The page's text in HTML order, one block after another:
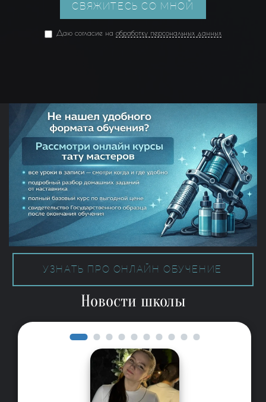
СВЯЖИТЕСЬ СО МНОЙ
Даю согласие на обработку персональных данных
УЗНАТЬ ПРО ОНЛАЙН ОБУЧЕНИЕ
Новости школы